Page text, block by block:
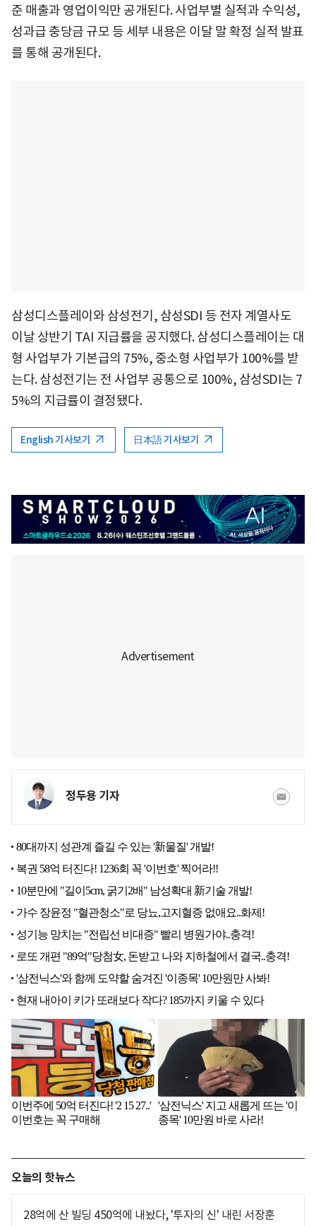
준 매출과 영업이익만 공개된다. 사업부별 실적과 수익성,
성과급 충당금 규모 등 세부 내용은 이달 말 확정 실적 발표
를 통해 공개된다.
삼성디스플레이와 삼성전기, 삼성SDI 등 전자 계열사도
이날 상반기 TAI 지급률을 공지했다. 삼성디스플레이는 대
형 사업부가 기본급의 75%, 중소형 사업부가 100%를 받
는다. 삼성전기는 전 사업부 공통으로 100%, 삼성SDI는 7
5%의 지급률이 결정됐다.
English 기사보기 日本語 기사보기
정두용 기자
오늘의 핫뉴스
28억에 산 빌딩 450억에 내놨다, '투자의 신' 내린 서장훈